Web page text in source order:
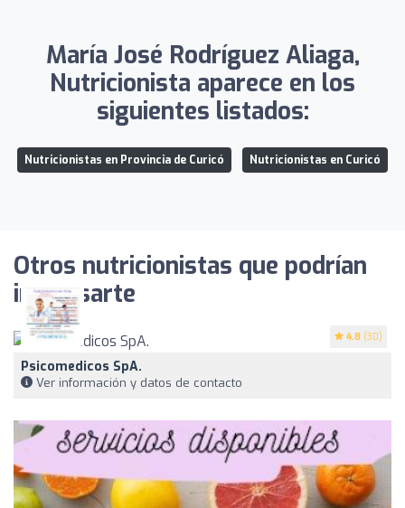
María José Rodríguez Aliaga,
Nutricionista aparece en los
siguientes listados:
Nutricionistas en Provincia de Curicó Nutricionistas en Curicó
Otros nutricionistas que podrían
interesarte
4.8 (30)
Psicomedicos SpA.
Ver información y datos de contacto